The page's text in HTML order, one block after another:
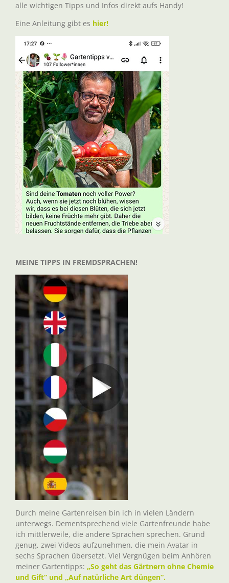
alle wichtigen Tipps und Infos direkt aufs Handy!
Eine Anleitung gibt es hier!
MEINE TIPPS IN FREMDSPRACHEN!
Durch meine Gartenreisen bin ich in vielen Ländern
unterwegs. Dementsprechend viele Gartenfreunde habe
ich mittlerweile, die andere Sprachen sprechen. Grund
genug, zwei Videos aufzunehmen, die mein Avatar in
sechs Sprachen übersetzt. Viel Vergnügen beim Anhören
meiner Gartentipps: „So geht das Gärtnern ohne Chemie
und Gift“ und „Auf natürliche Art düngen“.